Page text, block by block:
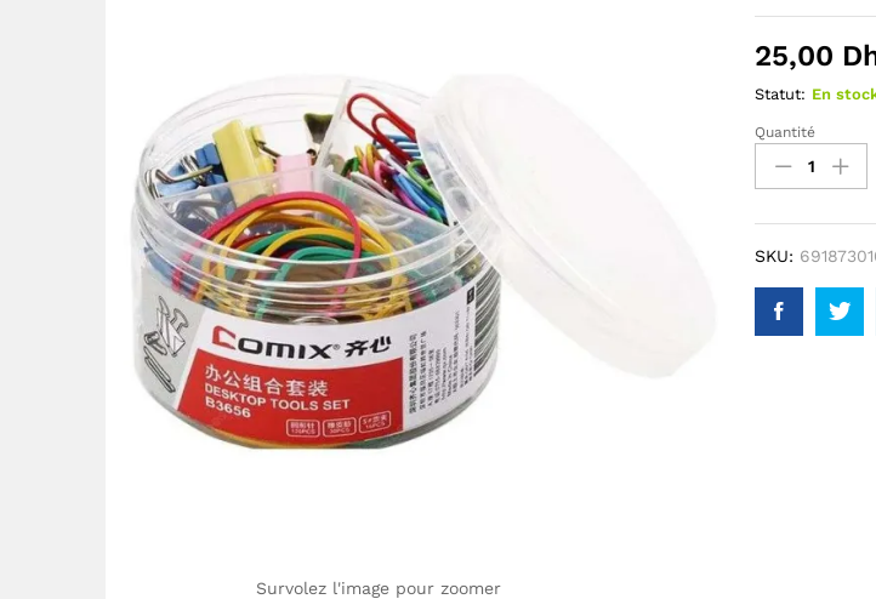
Survolez l'image pour zoomer
25,00
Statut: En
Quantité
SKU: